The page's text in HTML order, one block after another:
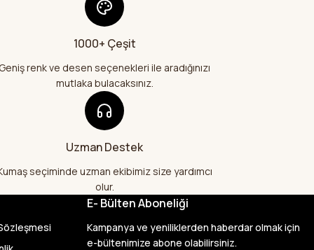
Gönder
şekilde geldi
çok
emeği
1000+ Çeşit
renk ve desen seçenekleri ile aradığınızı
mutlaka bulacaksınız.
Uzman Destek
seçiminde uzman ekibimiz size yardımcı
olur.
E- Bülten Aboneliği
Kampanya ve yeniliklerden haberdar olmak için
e-bültenimize abone olabilirsiniz.